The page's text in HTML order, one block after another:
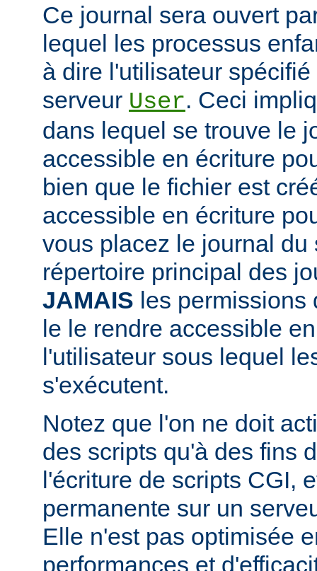
Ce journal sera ouvert
lequel les processus
à dire l'utilisateur
serveur User. Ceci
dans lequel se trouve le
accessible en écriture
bien que le fichier est
accessible en écriture
vous placez le journal du
répertoire principal des
JAMAIS les permissions
le le rendre accessible
l'utilisateur sous lequel
s'exécutent.
Notez que l'on ne doit
des scripts qu'à des fins
l'écriture de scripts CGI,
permanente sur un
Elle n'est pas optimisée
performances et